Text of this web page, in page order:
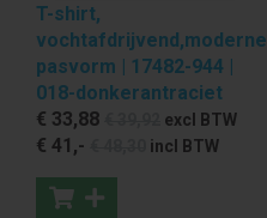
T-shirt,
vochtafdrijvend,moderne
pasvorm | 17482-944 |
018-donkerantraciet
€ 33,88 excl BTW
€ 41 ,- incl BTW